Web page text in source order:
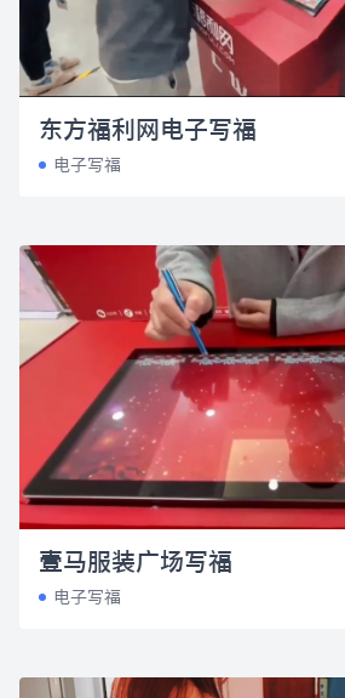
东方福利网电子写福
电子写福
壹马服装广场写福
电子写福